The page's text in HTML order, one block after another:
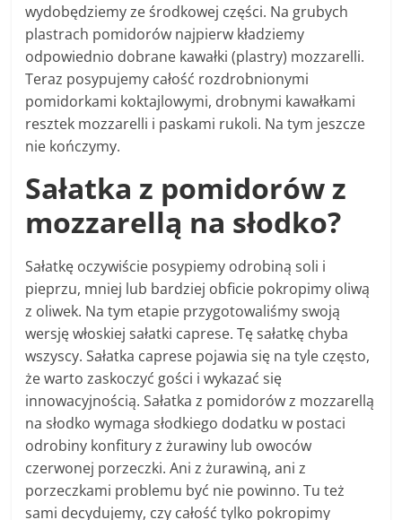
wydobędziemy ze środkowej części. Na grubych
plastrach pomidorów najpierw kładziemy
odpowiednio dobrane kawałki (plastry) mozzarelli.
Teraz posypujemy całość rozdrobnionymi
pomidorkami koktajlowymi, drobnymi kawałkami
resztek mozzarelli i paskami rukoli. Na tym jeszcze
nie kończymy.
Sałatka z pomidorów z
mozzarellą na słodko?
Sałatkę oczywiście posypiemy odrobiną soli i
pieprzu, mniej lub bardziej obficie pokropimy oliwą
z oliwek. Na tym etapie przygotowaliśmy swoją
wersję włoskiej sałatki caprese. Tę sałatkę chyba
wszyscy. Sałatka caprese pojawia się na tyle często,
że warto zaskoczyć gości i wykazać się
innowacyjnością. Sałatka z pomidorów z mozzarellą
na słodko wymaga słodkiego dodatku w postaci
odrobiny konfitury z żurawiny lub owoców
czerwonej porzeczki. Ani z żurawiną, ani z
porzeczkami problemu być nie powinno. Tu też
sami decydujemy, czy całość tylko pokropimy